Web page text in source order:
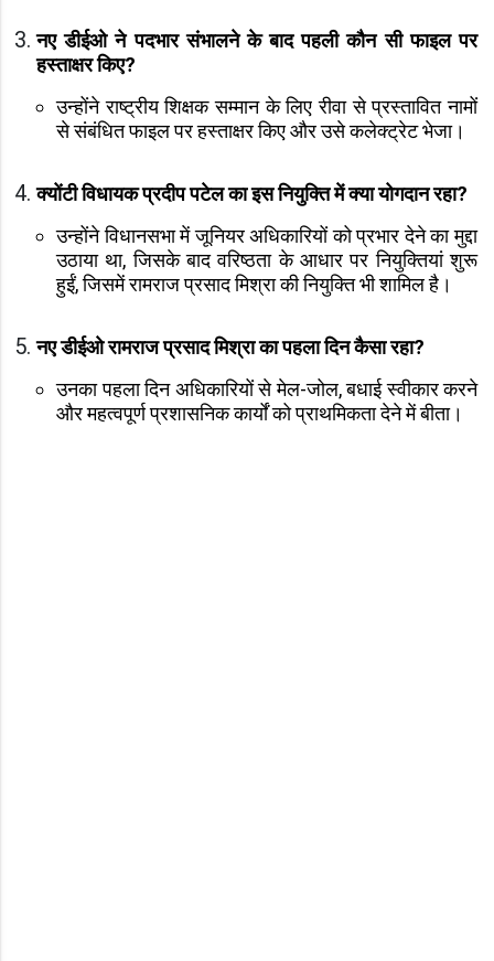
नए डीईओ ने पदभार संभालने के बाद पहली कौन सी फाइल पर
हस्ताक्षर किए?
उन्होंने राष्ट्रीय शिक्षक सम्मान के लिए रीवा से प्रस्तावित नामों
से संबंधित फाइल पर हस्ताक्षर किए और उसे कलेक्ट्रेट भेजा।
क्योंटी विधायक प्रदीप पटेल का इस नियुक्ति में क्या योगदान रहा?
उन्होंने विधानसभा में जूनियर अधिकारियों को प्रभार देने का मुद्दा
उठाया था, जिसके बाद वरिष्ठता के आधार पर नियुक्तियां शुरू
हुईं, जिसमें रामराज प्रसाद मिश्रा की नियुक्ति भी शामिल है।
नए डीईओ रामराज प्रसाद मिश्रा का पहला दिन कैसा रहा?
उनका पहला दिन अधिकारियों से मेल-जोल, बधाई स्वीकार करने
और महत्वपूर्ण प्रशासनिक कार्यों को प्राथमिकता देने में बीता।